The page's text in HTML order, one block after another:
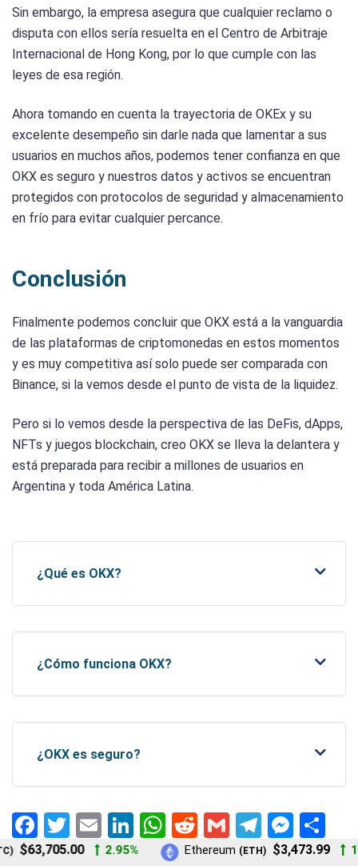
Sin embargo, la empresa asegura que cualquier reclamo o
disputa con ellos sería resuelta en el Centro de Arbitraje
Internacional de Hong Kong, por lo que cumple con las
leyes de esa región.
Ahora tomando en cuenta la trayectoria de OKEx y su
excelente desempeño sin darle nada que lamentar a sus
usuarios en muchos años, podemos tener confianza en que
OKX es seguro y nuestros datos y activos se encuentran
protegidos con protocolos de seguridad y almacenamiento
en frío para evitar cualquier percance.
Conclusión
Finalmente podemos concluir que OKX está a la vanguardia
de las plataformas de criptomonedas en estos momentos
y es muy competitiva así solo puede ser comparada con
Binance, si la vemos desde el punto de vista de la liquidez.
Pero si lo vemos desde la perspectiva de las DeFis, dApps,
NFTs y juegos blockchain, creo OKX se lleva la delantera y
está preparada para recibir a millones de usuarios en
Argentina y toda América Latina.
¿Qué es OKX?
¿Cómo funciona OKX?
¿OKX es seguro?
Facebook
Twitter
EmailLinkedIn
WhatsApp
RedditGmail
$63,705.00 2.95% Ethereum (ETH) $3,473.99